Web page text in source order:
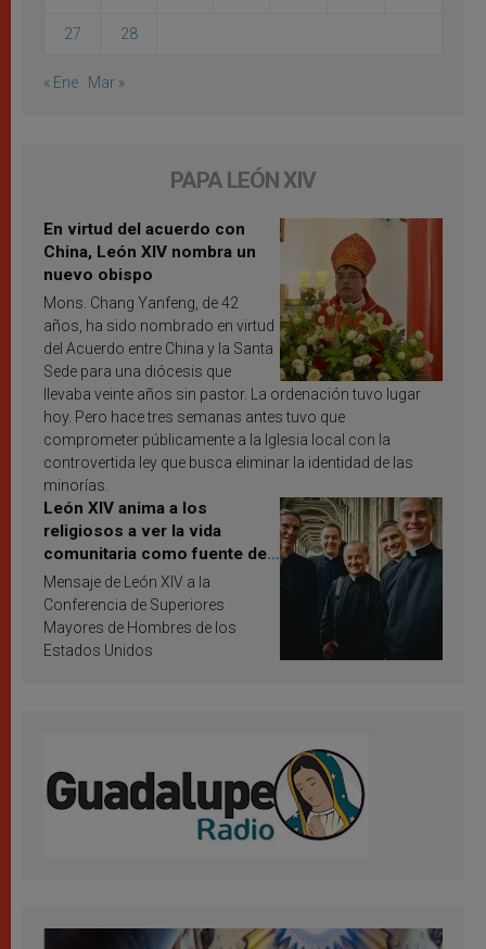
27 28
« Ene Mar »
PAPA LEÓN XIV
En virtud del acuerdo con
China, León XIV nombra un
nuevo obispo
Mons. Chang Yanfeng, de 42
años, ha sido nombrado en virtud
del Acuerdo entre China y la Santa
Sede para una diócesis que
llevaba veinte años sin pastor. La ordenación tuvo lugar
hoy. Pero hace tres semanas antes tuvo que
comprometer públicamente a la Iglesia local con la
controvertida ley que busca eliminar la identidad de las
minorías.
León XIV anima a los
religiosos a ver la vida
comunitaria como fuente de
inspiración y santificación
Mensaje de León XIV a la
Conferencia de Superiores
Mayores de Hombres de los
Estados Unidos